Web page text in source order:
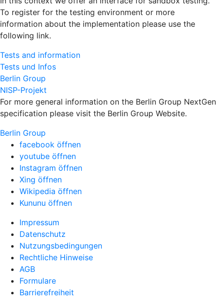
To register for the testing environment or more
information about the implementation please use the
following link.
Tests and information
Tests und Infos
Berlin Group
NISP-Projekt
For more general information on the Berlin Group NextGen
specification please visit the Berlin Group Website.
Berlin Group
facebook öffnen
youtube öffnen
Instagram öffnen
Xing öffnen
Wikipedia öffnen
Kununu öffnen
Impressum
Datenschutz
Nutzungsbedingungen
Rechtliche Hinweise
AGB
Formulare
Barrierefreiheit